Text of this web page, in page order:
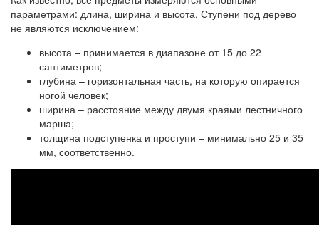
параметрами: длина, ширина и высота. Ступени под дерево
не являются исключением:
высота – принимается в диапазоне от 15 до 22
сантиметров;
глубина – горизонтальная часть, на которую опирается
ногой человек;
ширина – расстояние между двумя краями лестничного
марша;
толщина подступенка и проступи – минимально 25 и 35
мм, соответственно.